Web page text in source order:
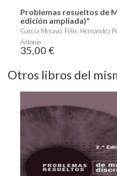
Problemas resueltos de
edición ampliada)"
García Merayo, Félix, Hernández
Antonio
35,00 €
Otros libros del